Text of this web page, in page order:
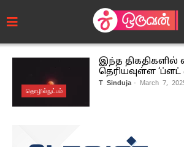
தொழில்நுட்பம்
இந்த திகதிகளில்
தெரியவுள்ள ‘ப்ளட்
T Sinduja - March 7,